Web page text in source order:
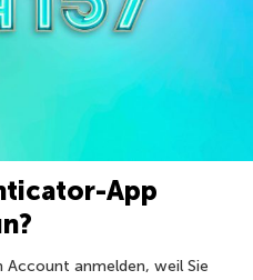
App
Account anmelden, weil Sie